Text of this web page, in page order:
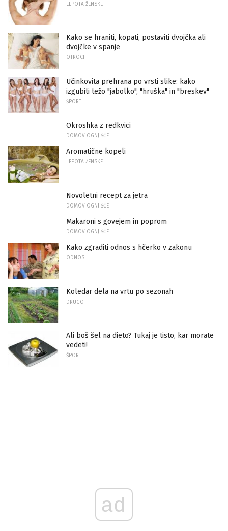
LEPOTA ŽENSKE
Kako se hraniti, kopati, postaviti dvojčka ali
dvojčke v spanje
OTROCI
Učinkovita prehrana po vrsti slike: kako
izgubiti težo "jabolko", "hruška" in "breskev"
ŠPORT
Okroshka z redkvici
DOMOV OGNJIŠČE
Aromatične kopeli
LEPOTA ŽENSKE
Novoletni recept za jetra
DOMOV OGNJIŠČE
Makaroni s govejem in poprom
DOMOV OGNJIŠČE
Kako zgraditi odnos s hčerko v zakonu
ODNOSI
Koledar dela na vrtu po sezonah
DRUGO
Ali boš šel na dieto? Tukaj je tisto, kar morate
vedeti!
ŠPORT
ad